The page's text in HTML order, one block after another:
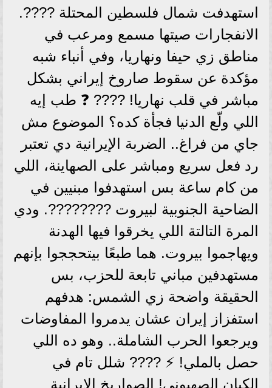
استهدفت شمال فلسطين المحتلة ????.
الانفجارات صيتها مسمع ومرعب في
مناطق زي حيفا ونهاريا، وفي أنباء شبه
مؤكدة عن سقوط صاروخ إيراني بشكل
مباشر في قلب نهاريا! ???? ❓ طب إيه
اللي ولّع الدنيا فجأة كده؟ الموضوع مش
جاي من فراغ.. الضربة الإيرانية دي تعتبر
رد فعل سريع ومباشر على الصهاينة، اللي
من كام ساعة بس استهدفوا مبنيين في
الضاحية الجنوبية لبيروت ????????. ودي
المرة التالتة اللي يخرقوا فيها الهدنة
ويهاجموا بيروت. هما طبعًا بيتحججوا بإنهم
مستهدفين مباني تابعة للحزب، بس
الحقيقة واضحة زي الشمس: هدفهم
استفزاز إيران عشان يدمروا المفاوضات
ويرجعوا الحرب الشاملة.. وهو ده اللي
حصل بالملي! ⚡ ???? شلل تام في
الكيان الصهيوني! الصواريخ الإيرانية